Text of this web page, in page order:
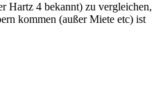
Hartz 4 bekannt) zu vergleichen,
kommen (außer Miete etc) ist